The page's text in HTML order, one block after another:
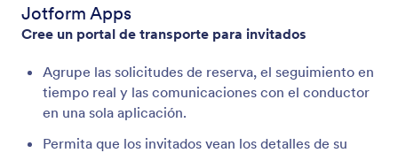
Jotform Apps
Cree un portal de transporte para invitados
Agrupe las solicitudes de reserva, el seguimiento en
tiempo real y las comunicaciones con el conductor
en una sola aplicación.
Permita que los invitados vean los detalles de su